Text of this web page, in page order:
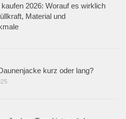
2026: Worauf es wirklich
Material und
kurz oder lang?